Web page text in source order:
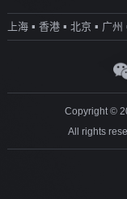
设备
岩石力学测
试设备
集料/水泥/混
上海 ▪ 香港 ▪ 北京 ▪ 广州
Copyright ©
All rights